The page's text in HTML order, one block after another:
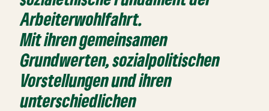
Arbeiterwohlfahrt.
Mit ihren gemeinsamen
Grundwerten, sozialpolitischen
Vorstellungen und ihren
unterschiedlichen